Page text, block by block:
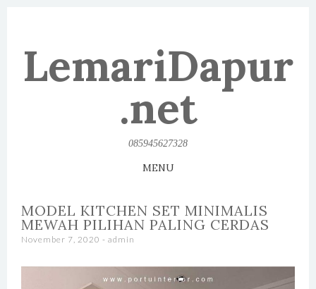
LemariDapur
.net
085945627328
MENU
MODEL KITCHEN SET MINIMALIS
MEWAH PILIHAN PALING CERDAS
November 7, 2020 - admin